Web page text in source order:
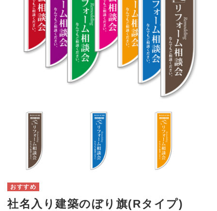
社名入り建築のぼり旗(Rタイプ)